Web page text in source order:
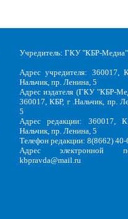
Учредитель: ГКУ "КБР-Медиа"
Адрес учредителя: 360017,
Нальчик, пр. Ленина, 5
Адрес издателя (ГКУ "КБР-
360017, КБР, г .Нальчик, пр.
5
Адрес редакции: 360017,
Нальчик, пр. Ленина, 5
Телефон редакции: 8(8662)
Адрес электронной
kbpravda@mail.ru